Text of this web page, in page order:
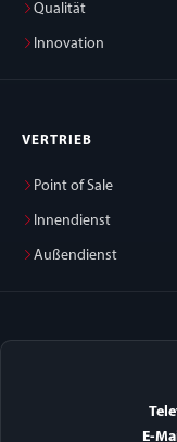
Qualität
Innovation
VERTRIEB
Point of Sale
Innendienst
Außendienst
E-